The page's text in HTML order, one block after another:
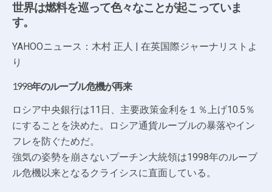
世界は燃料を巡って色々なことが起こっていま
す。
YAHOOニュース：木村 正人 | 在英国際ジャーナリストよ
り
1998年のルーブル危機が再来
ロシア中央銀行は11日、主要政策金利を１％上げ10.5％
にすることを決めた。ロシア通貨ルーブルの暴落やイン
フレを防ぐためだ。
強気の姿勢を崩さないプーチン大統領は1998年のルーブ
ル危機以来となるクライシスに直面している。